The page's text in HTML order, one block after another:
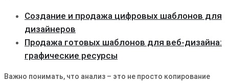
Создание и продажа цифровых шаблонов для
дизайнеров
Продажа готовых шаблонов для веб-дизайна:
графические ресурсы
Важно понимать, что анализ – это не просто копирование